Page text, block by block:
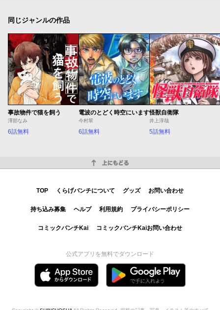
同じジャンルの作品
事故物件で猫を飼う
澤部なみ
6話無料
電波のとどく時空にいます
今村翠
6話無料
怪獣自衛隊
井上淳哉
5話無料
TOP くらげバンチについて グッズ お問い合わせ
持ち込み募集 ヘルプ 利用規約 プライバシーポリシー
コミックバンチKai コミックバンチKaiお問い合わせ
公式アプリを無料でダウンロード